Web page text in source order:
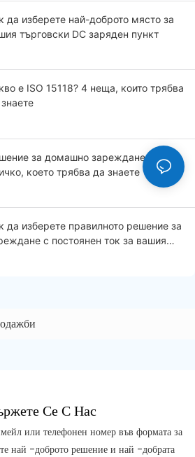
да изберете най-доброто място за
търговски DC заряден пункт
е ISO 15118? 4 неща, които трябва
за домашно зареждане:
което трябва да знаете
да изберете правилното решение за
с постоянен ток за вашия
Се С Нас
или телефонен номер във формата за
най -доброто решение и най -добрата